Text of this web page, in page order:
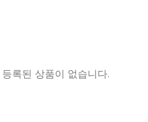
등록된 상품이 없습니다.